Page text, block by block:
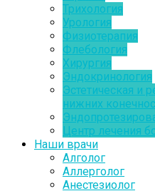
Трихология
Урология
Физиотерапия
Флебология
Хирургия
Эндокринология
Эстетическая и
нижних
Центр лечения
Наши врачи
Алголог
Аллерголог
Анестезиолог